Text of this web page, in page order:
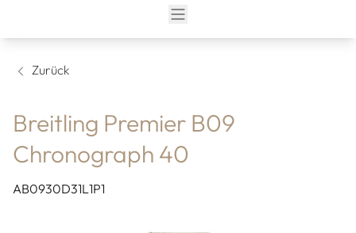
Zurück
Breitling Premier B09
Chronograph 40
AB0930D31L1P1